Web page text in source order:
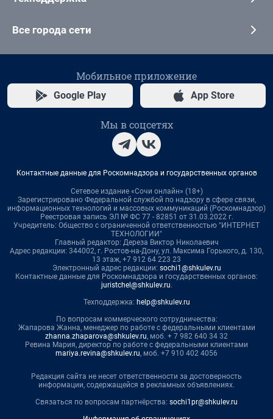
Все города сети
Мобильное приложение
Google Play App Store
Мы в соцсетях
Контактные данные для Роскомнадзора и государственных органов
Сетевое издание «Сочи онлайн» (18+)
Зарегистрировано Федеральной службой по надзору в сфере связи,
информационных технологий и массовых коммуникаций (Роскомнадзор)
Реестровая запись ЭЛ № ФС 77 - 82851 от 31.03.2022 г.
Учредитель: Общество с ограниченной ответственностью "ИНТЕРНЕТ
ТЕХНОЛОГИИ"
Главный редактор: Дереза Виктор Николаевич
Адрес редакции: 344002, г. Ростов-на-Дону, ул. Максима Горького, д. 130,
13 этаж, +7 912 64 223 23
Электронный адрес редакции: sochi1@shkulev.ru
Контактные данные для Роскомнадзора и государственных органов:
juristchel@shkulev.ru.
Техподдержка: help@shkulev.ru
По вопросам коммерческого сотрудничества:
Жапарова Жанна, менеджер по работе с федеральными клиентами
zhanna.zhaparova@shkulev.ru, моб. + 7 982 640 34 32
Ревина Мария, директор по работе с федеральными клиентами
mariya.revina@shkulev.ru, моб. +7 910 402 4056
Редакция сайта не несет ответственности за достоверность
информации, содержащейся в рекламных объявлениях.
Связаться по вопросам партнёрства: sochi1pr@shkulev.ru